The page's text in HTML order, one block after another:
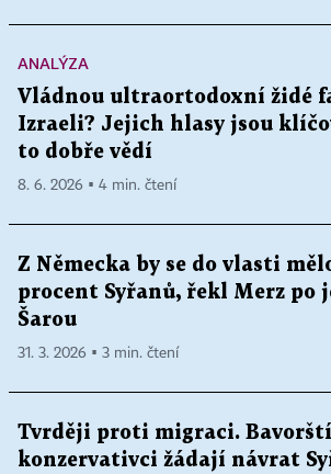
ANALÝZA
Vládnou ultraortodoxní židé
Izraeli? Jejich hlasy jsou
to dobře vědí
8. 6. 2026 ▪ 4 min. čtení
Z Německa by se do vlasti
procent Syřanů, řekl Merz po
Šarou
31. 3. 2026 ▪ 3 min. čtení
Tvrději proti migraci. Bavorští
konzervativci žádají návrat